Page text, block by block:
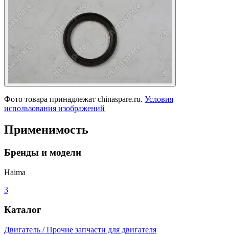
Фото товара принадлежат chinaspare.ru. Условия
использования изображений
Применимость
Бренды и модели
Haima
3
Каталог
Двигатель / Прочие запчасти для двигателя